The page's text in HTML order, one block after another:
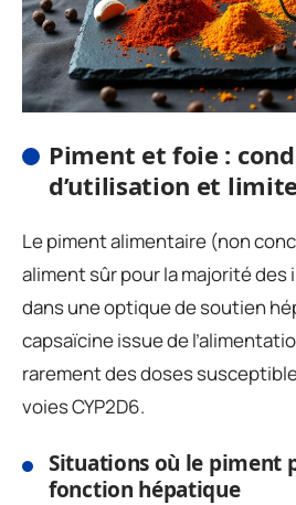
Piment et foie :
d’utilisation et
Le piment alimentaire (non
aliment sûr pour la majorité des
dans une optique de soutien
capsaïcine issue de
rarement des doses
voies CYP2D6.
Situations où le piment
fonction hépatique